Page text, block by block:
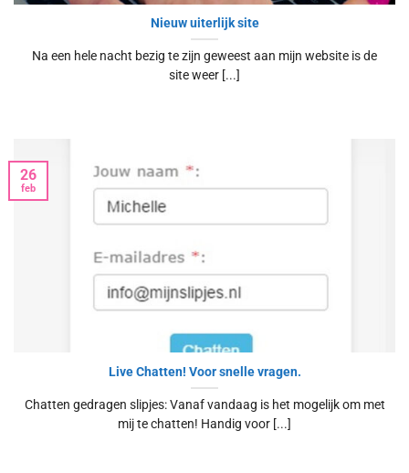
Nieuw uiterlijk site
Na een hele nacht bezig te zijn geweest aan mijn website is de
site weer [...]
Live Chatten! Voor snelle vragen.
Chatten gedragen slipjes: Vanaf vandaag is het mogelijk om met
mij te chatten! Handig voor [...]
26
feb